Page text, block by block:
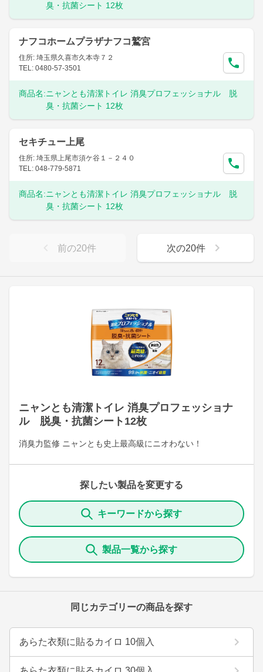
ニャンとも清潔トイレ 消臭プロフェッショナ
ル 脱臭・抗菌シート12枚
消臭力監修 ニャンとも史上最高級にニオわない！
探したい製品を変更する
キーワードから探す
製品一覧から探す
同じカテゴリーの商品を探す
あらた衣類に貼るカイロ 10個入
臭・抗菌シート 12枚
ナフコホームプラザナフコ鷲宮
住所: 埼玉県久喜市久本寺７２
TEL: 0480-57-3501
商品名:ニャンとも清潔トイレ 消臭プロフェッショナル 脱
臭・抗菌シート 12枚
セキチュー上尾
住所: 埼玉県上尾市須ケ谷１－２４０
TEL: 048-779-5871
商品名:ニャンとも清潔トイレ 消臭プロフェッショナル 脱
臭・抗菌シート 12枚
前の20件 次の20件